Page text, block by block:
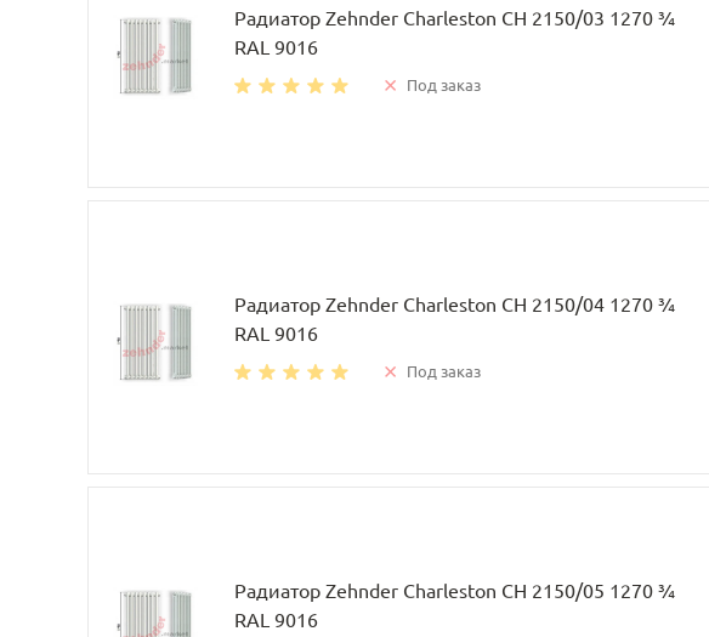
Радиатор Zehnder Charleston CH 2150/03 1270 ¾
RAL 9016
Под заказ
Радиатор Zehnder Charleston CH 2150/04 1270 ¾
RAL 9016
Под заказ
Радиатор Zehnder Charleston CH 2150/05 1270 ¾
RAL 9016